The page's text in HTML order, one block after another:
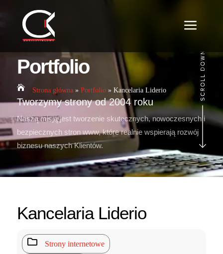
a
Portfolio
 Strona główna» Portfolio» Kancelaria Liderio
Tworzymy strony od 2004 roku
Naszą misją jest tworzenie skutecznych, nowoczesnych i
bezpiecznych stron www, które realnie wspierają rozwój
biznesu naszych Klientów.
Kancelaria Liderio
 Strony internetowe